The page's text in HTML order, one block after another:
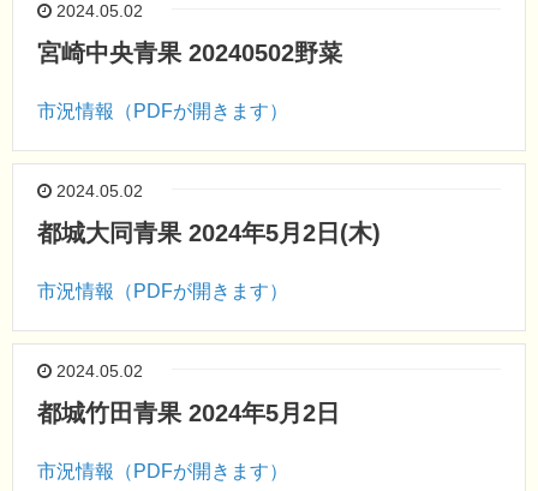
2024.05.02
宮崎中央青果 20240502野菜
市況情報（PDFが開きます）
2024.05.02
都城大同青果 2024年5月2日(木)
市況情報（PDFが開きます）
2024.05.02
都城竹田青果 2024年5月2日
市況情報（PDFが開きます）